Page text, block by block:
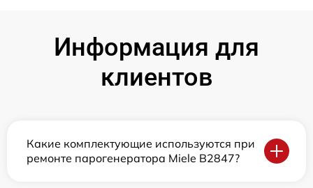
Информация для
клиентов
Какие комплектующие используются при
ремонте парогенератора Miele B2847?